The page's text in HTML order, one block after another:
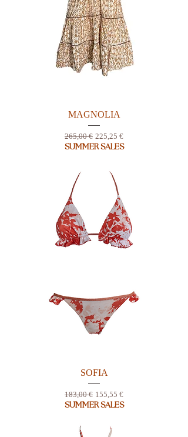
MAGNOLIA
Prix original
265,00 € Prix promotionnel
225,25 €
SUMMER SALES
SOFIA
Prix original
183,00 € Prix promotionnel
155,55 €
SUMMER SALES